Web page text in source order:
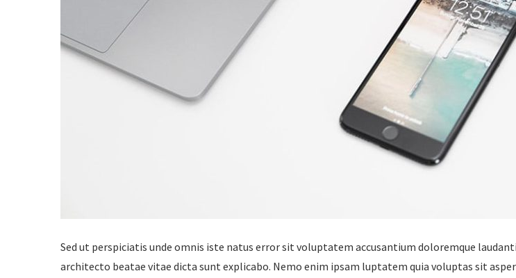
Sed ut perspiciatis unde omnis iste natus error sit voluptatem accusantium doloremque
architecto beatae vitae dicta sunt explicabo. Nemo enim ipsam luptatem quia voluptas sit